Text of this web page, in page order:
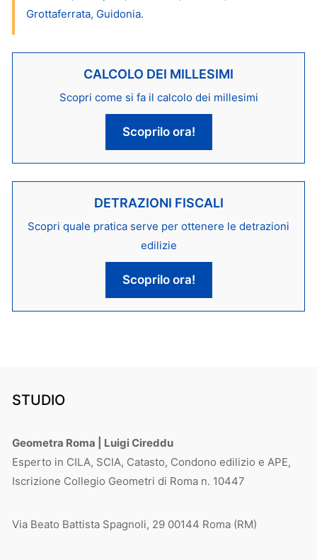
Grottaferrata, Guidonia.
CALCOLO DEI MILLESIMI
Scopri come si fa il calcolo dei millesimi
Scoprilo ora!
DETRAZIONI FISCALI
Scopri quale pratica serve per ottenere le detrazioni
edilizie
Scoprilo ora!
STUDIO
Geometra Roma | Luigi Cireddu
Esperto in CILA, SCIA, Catasto, Condono edilizio e APE,
Iscrizione Collegio Geometri di Roma n. 10447
Via Beato Battista Spagnoli, 29 00144 Roma (RM)